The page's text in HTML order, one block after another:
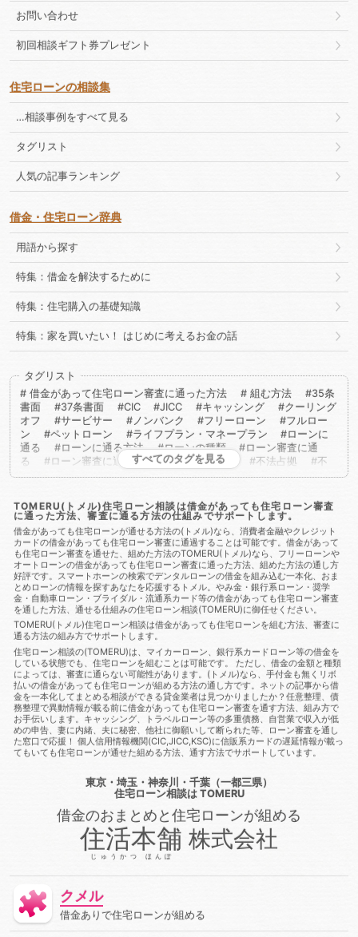
お問い合わせ
初回相談ギフト券プレゼント
住宅ローンの相談集
…相談事例をすべて見る
タグリスト
人気の記事ランキング
借金・住宅ローン辞典
用語から探す
特集：借金を解決するために
特集：住宅購入の基礎知識
特集：家を買いたい！ はじめに考えるお金の話
タグリスト
借金があって住宅ローン審査に通った方法
組む方法
35条
書面
37条書面 CIC JICC キャッシング
クーリング
オフ
サービサー ノンバンク フリーローン
フルロー
ン
ペットローン ライフプラン・マネープラン
ローンに
通る
ローンに通る方法 ローンの種類
ローン審査に通
る
ローン審査に通る方法 不動産取得税 不法占拠
不
法行為
二重譲渡 介護保険 代物弁済 代理人
代襲相
域
住宅ローン 住宅ローンに通る
住宅ローンに通る方
法
住宅ローンを組む 住宅ローン商品
住宅ローン審査
住宅ローン審査に通る
住宅ローン審査に通る方法
住宅ロー
ン相談
住宅購入 使用者責任 使用貸借 保佐人
個人
信用情報
個人民事再生 借地借家法 借地権 借金
借
金あってもローンに通る
借金あってもローンに通る方法
借
金あってもローン審査に通る
借金あってもローン審査に通る方
法
借金あっても住宅ローンに通る
借金あっても住宅ローン
に通る方法
借金あっても住宅ローン審査に通る
借金あって
も住宅ローン審査に通る方法
借金あっても審査に通った
借
金あっても審査に通る
借金あっても審査に通る方法
っても通る
借金あっても通る方法
借金があってもローンに
通る
借金があってもローンに通る方法
借金があってもロー
ン審査に通る
借金があってもローン審査に通る方法
借金が
あっても住宅ローンに通る
借金があっても住宅ローンに通る方
法
借金があっても住宅ローン審査に通る
借金があっても住
宅ローン審査に通る方法
借金があっても住宅ローン審査に通る
方法
借金があっても住宅ローン審査に通過することは可能
借金があっても審査に通る
借金があっても審査に通る
借金
があっても審査に通る方法
借金があっても組む方法
借金が
借金があっても通る
借金があっても通る方
借金があってローンに通る
借金があってローン審査に通
借金があってローン審査に通る方法
借金があって住宅ロ
ーンに通る
借金があって住宅ローンに通る方法
借金があっ
て住宅ローン審査に通る
借金があって住宅ローン審査に通る方
借金があって審査に通る
借金があって審査に通る方法
借金があって通る
停止条件
書遺言
公示価格
便
再生 再調達価額 出納
利率
制度 労災保険 動産
すべてのタグを見る
TOMERU(トメル)住宅ローン相談は借金があっても住宅ローン審査
に通った方法、審査に通る方法の仕組みでサポートします。
借金があっても住宅ローンが通せる方法の(トメル)なら、消費者金融やクレジット
カードの借金があっても住宅ローン審査に通過することは可能です。借金があって
も住宅ローン審査を通せた、組めた方法のTOMERU(トメル)なら、フリーローンや
オートローンの借金があっても住宅ローン審査に通った方法、組めた方法の通し方
好評です。スマートホーンの検索でデンタルローンの借金を組み込む一本化、おま
とめローンの情報を探すあなたを応援するトメル。やみ金・銀行系ローン・奨学
金・自動車ローン・ブライダル・流通系カード等の借金があっても住宅ローン審査
を通した方法、通せる仕組みの住宅ローン相談(TOMERU)に御任せください。
TOMERU(トメル)住宅ローン相談は借金があっても住宅ローンを組む方法、審査に
通る方法の組み方でサポートします。
住宅ローン相談の(TOMERU)は、マイカーローン、銀行系カードローン等の借金を
している状態でも、住宅ローンを組むことは可能です。 ただし、借金の金額と種類
によっては、審査に通らない可能性があります。(トメル)なら、手付金も無くリボ
払いの借金があっても住宅ローンが組める方法の通し方です。ネットの記事から借
金を一本化してまとめる相談ができる貸金業者は見つかりましたか？任意整理、債
務整理で異動情報が載る前に借金があっても住宅ローン審査を通す方法、組み方で
お手伝いします。キャッシング、トラベルローン等の多重債務、自営業で収入が低
めの申告、妻に内緒、夫に秘密、他社に御願いして断られた等、ローン審査を通し
た窓口で応援！ 個人信用情報機関(CIC,JICC,KSC)に信販系カードの遅延情報が載っ
てもいても住宅ローンが通せた組める方法、通す方法でサポートしています。
東京・埼玉・神奈川・千葉（一都三県）
住宅ローン相談は TOMERU
借金のおまとめと住宅ローンが組める
住活本舗
じゅうかつ ほんぽ
株式会社
クメル
借金ありで住宅ローンが組める